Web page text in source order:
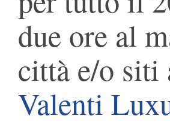
due ore al
città e/o
Valenti